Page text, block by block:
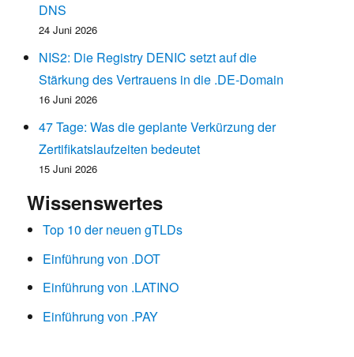
DNS
24 Juni 2026
NIS2: Die Registry DENIC setzt auf die
Stärkung des Vertrauens in die .DE-Domain
16 Juni 2026
47 Tage: Was die geplante Verkürzung der
Zertifikatslaufzeiten bedeutet
15 Juni 2026
Wissenswertes
Top 10 der neuen gTLDs
Einführung von .DOT
Einführung von .LATINO
Einführung von .PAY